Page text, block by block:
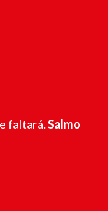
faltará.Salmo